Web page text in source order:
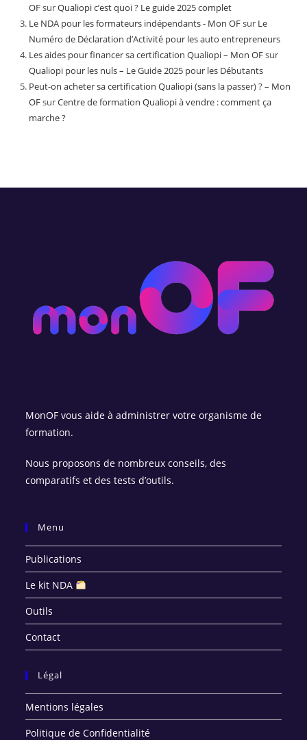
OFsurQualiopi c’est quoi ? Le guide 2025 complet
Le NDA pour les formateurs indépendants - Mon OFsur Le
Numéro de Déclaration d’Activité pour les auto entrepreneurs
Les aides pour financer sa certification Qualiopi – Mon OFsur
Qualiopi pour les nuls – Le Guide 2025 pour les Débutants
Peut-on acheter sa certification Qualiopi (sans la passer) ? – Mon
OFsurCentre de formation Qualiopi à vendre : comment ça
marche ?
MonOF vous aide à administrer votre organisme de
formation.
Nous proposons de nombreux conseils, des
comparatifs et des tests d’outils.
Menu
Publications
Le kit NDA
Outils
Contact
Légal
Mentions légales
Politique de Confidentialité